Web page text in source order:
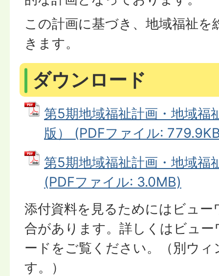
この計画に基づき、地域福祉を
きます。
ダウンロード
第5期地域福祉計画・地域福
版） (PDFファイル:
第5期地域福祉計画・地域福
(PDFファイル: 3.0MB)
添付資料を見るためにはビュ
合があります。詳しくはビュ
ードをご覧ください。（別ウ
す。）